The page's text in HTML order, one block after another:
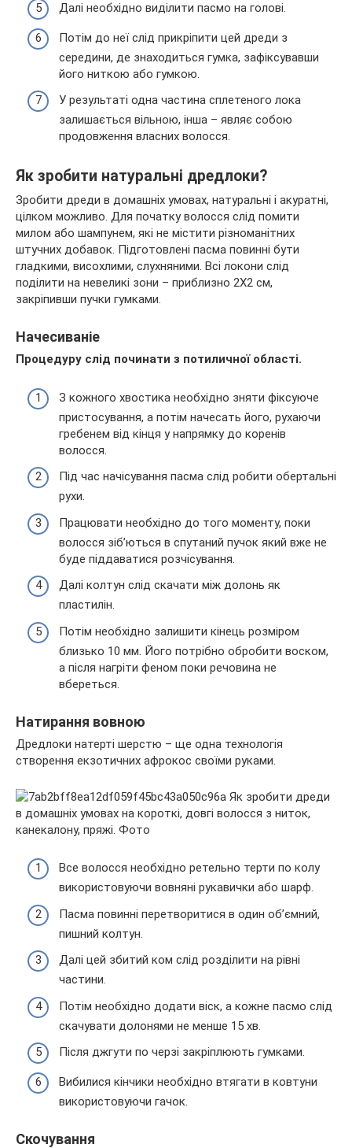
Далі необхідно виділити пасмо на голові.
Потім до неї слід прикріпити цей дреди з
середини, де знаходиться гумка, зафіксувавши
його ниткою або гумкою.
У результаті одна частина сплетеного лока
залишається вільною, інша – являє собою
продовження власних волосся.
Як зробити натуральні дредлоки?
Зробити дреди в домашніх умовах, натуральні і акуратні,
цілком можливо. Для початку волосся слід помити
милом або шампунем, які не містити різноманітних
штучних добавок. Підготовлені пасма повинні бути
гладкими, висохлими, слухняними. Всі локони слід
поділити на невеликі зони – приблизно 2X2 см,
закріпивши пучки гумками.
Начесиваніе
Процедуру слід починати з потиличної області.
З кожного хвостика необхідно зняти фіксуюче
пристосування, а потім начесать його, рухаючи
гребенем від кінця у напрямку до коренів
волосся.
Під час начісування пасма слід робити обертальні
рухи.
Працювати необхідно до того моменту, поки
волосся зіб’ються в спутаний пучок який вже не
буде піддаватися розчісування.
Далі колтун слід скачати між долонь як
пластилін.
Потім необхідно залишити кінець розміром
близько 10 мм. Його потрібно обробити воском,
а після нагріти феном поки речовина не
вбереться.
Натирання вовною
Дредлоки натерті шерстю – ще одна технологія
створення екзотичних афрокос своїми руками.
Все волосся необхідно ретельно терти по колу
використовуючи вовняні рукавички або шарф.
Пасма повинні перетворитися в один об’ємний,
пишний колтун.
Далі цей збитий ком слід розділити на рівні
частини.
Потім необхідно додати віск, а кожне пасмо слід
скачувати долонями не менше 15 хв.
Після джгути по черзі закріплюють гумками.
Вибилися кінчики необхідно втягати в ковтуни
використовуючи гачок.
Скочування